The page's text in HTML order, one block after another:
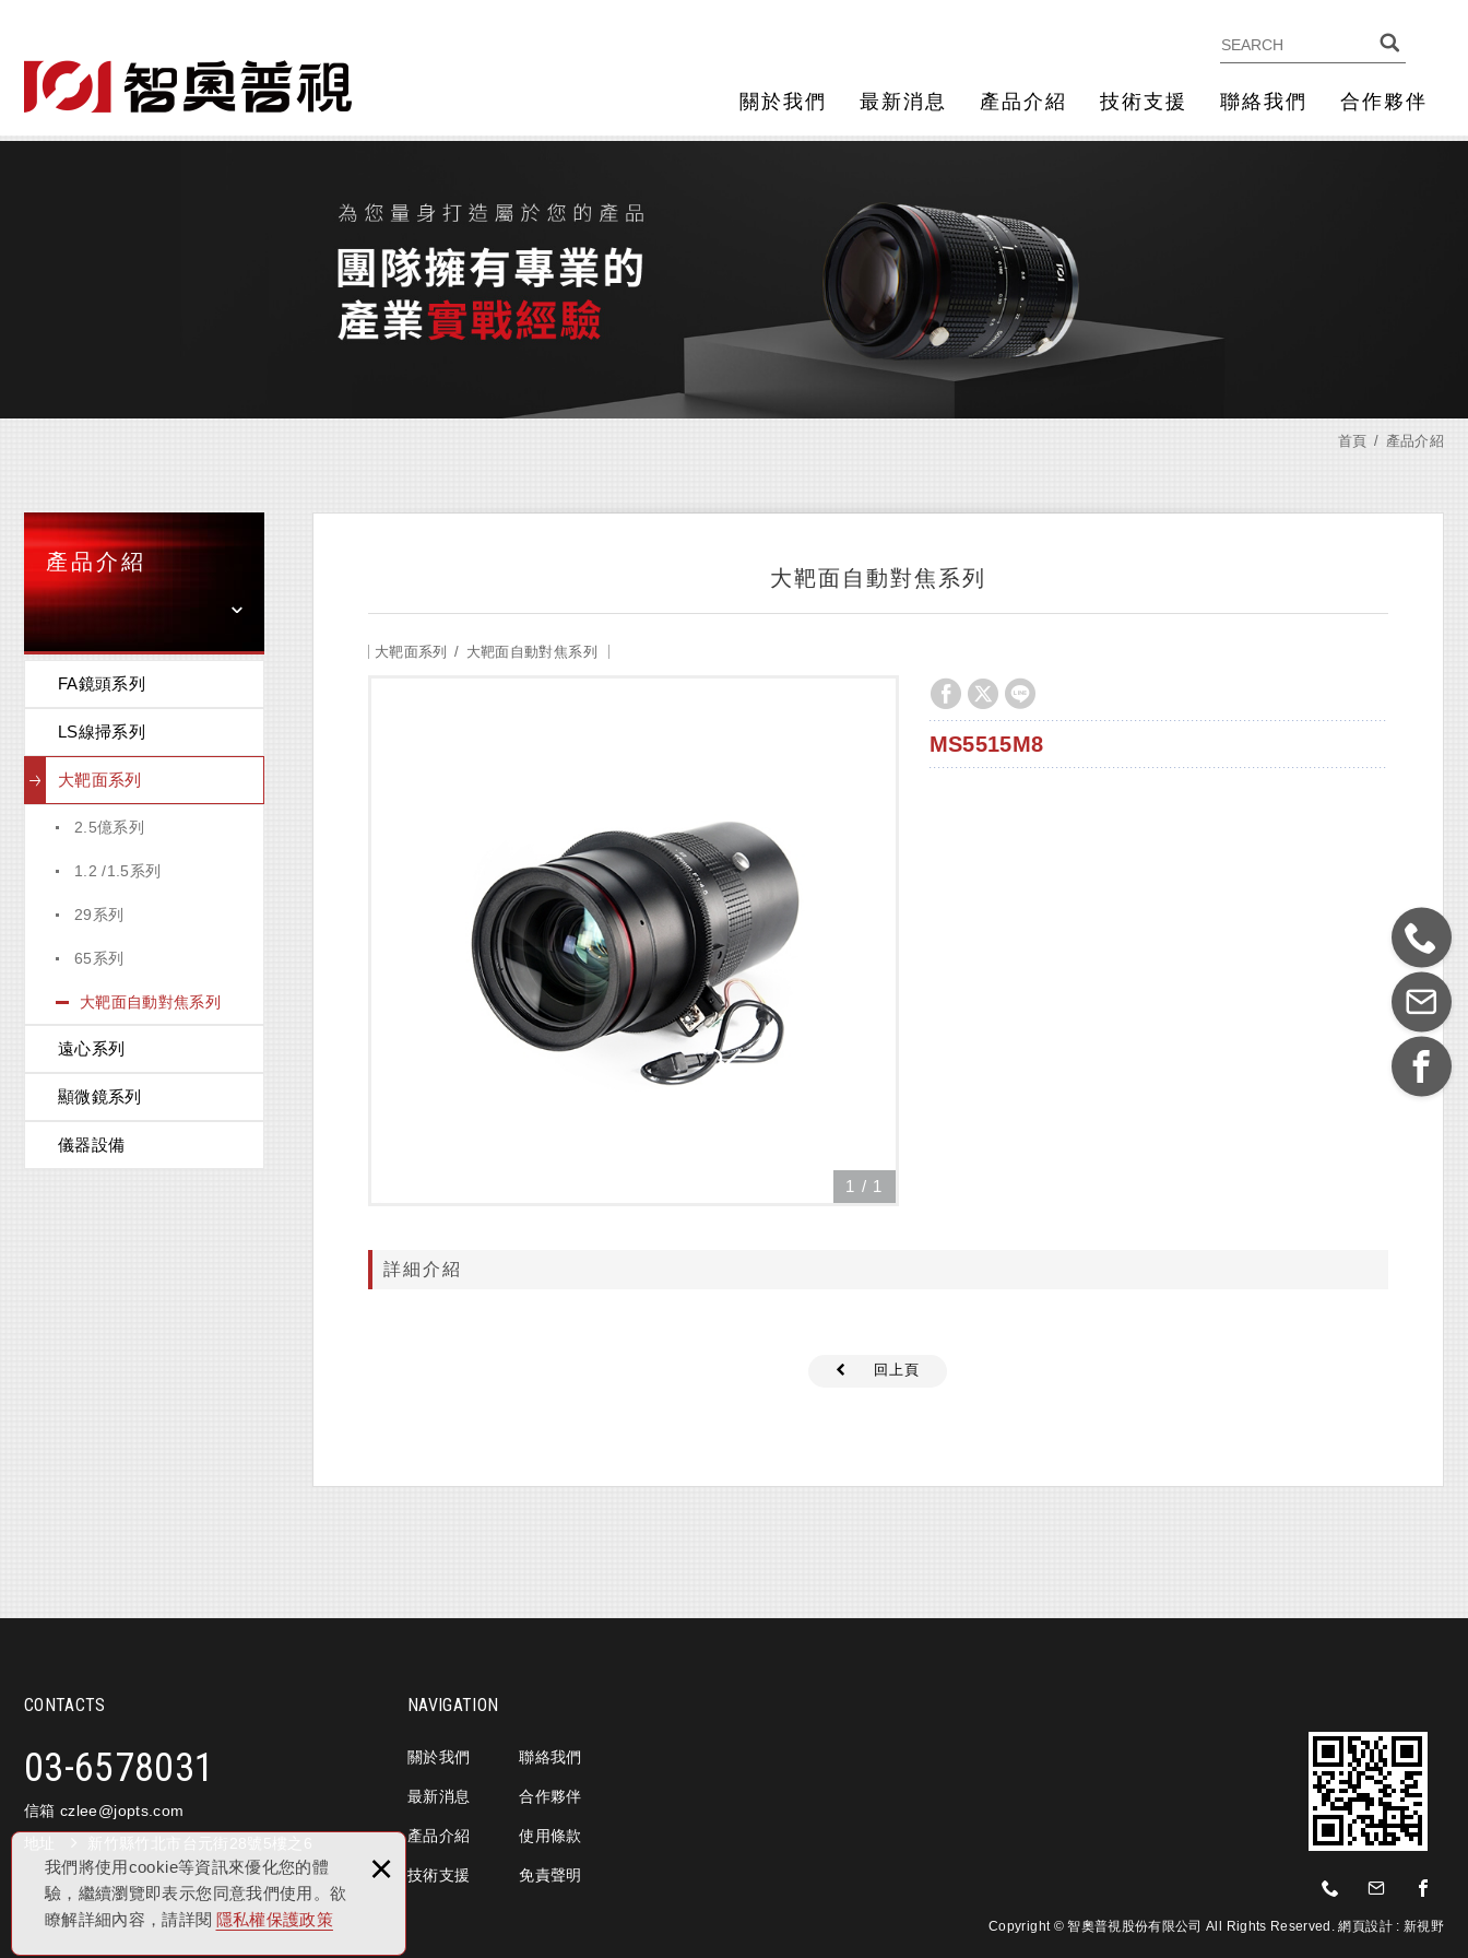
我們將使用cookie等資訊來優化您的體
驗，繼續瀏覽即表示您同意我們使用。欲
瞭解詳細內容，請詳閱 隱私權保護政策
×
關於我們 最新消息 產品介紹 技術支援 聯絡我們 合作夥伴
首頁 產品介紹
產品介紹
FA鏡頭系列
LS線掃系列
大靶面系列
2.5億系列
1.2 /1.5系列
29系列
65系列
大靶面自動對焦系列
遠心系列
顯微鏡系列
儀器設備
大靶面自動對焦系列
大靶面系列 大靶面自動對焦系列
MS5515M8
1 / 1
詳細介紹
回上頁
CONTACTS
03-6578031
信箱 czlee@jopts.com
NAVIGATION
關於我們
最新消息
產品介紹
技術支援
聯絡我們
合作夥伴
使用條款
免責聲明
Copyright © 智奧普視股份有限公司 All Rights Reserved. 網頁設計 : 新視野